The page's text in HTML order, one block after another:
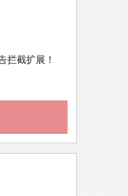
GM 1724-A-KLT - Small Containers (2001)
GM 1724-B - Master Containers (2001)
拦截扩展！